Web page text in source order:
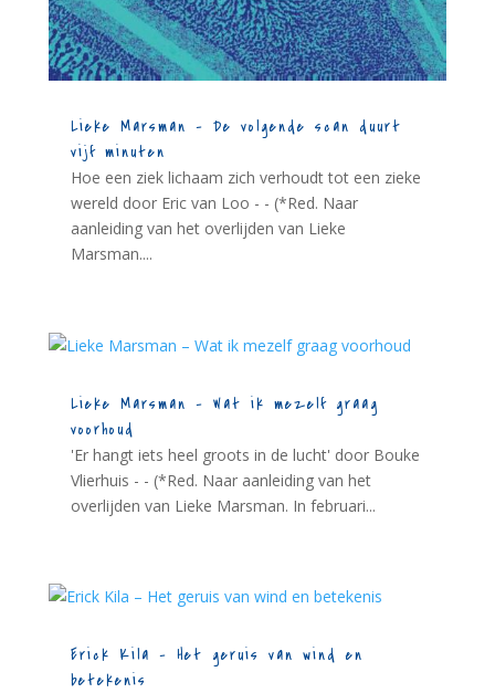
Lieke Marsman – De volgende scan duurt
vijf minuten
Hoe een ziek lichaam zich verhoudt tot een zieke
wereld door Eric van Loo - - (*Red. Naar
aanleiding van het overlijden van Lieke
Marsman....
Lieke Marsman – Wat ik mezelf graag
voorhoud
'Er hangt iets heel groots in de lucht' door Bouke
Vlierhuis - - (*Red. Naar aanleiding van het
overlijden van Lieke Marsman. In februari...
Erick Kila – Het geruis van wind en
betekenis